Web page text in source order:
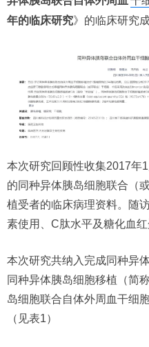
年的临床研究》的临床研究成
本次研究回顾性收集2017年
的同种异体胰岛细胞联合（
植受者的临床病理资料。随
素使用、C肽水平及糖化血红
本次研究共纳入完成同种异
同种异体胰岛细胞移植（简
岛细胞联合自体外周血干细
（见表1）